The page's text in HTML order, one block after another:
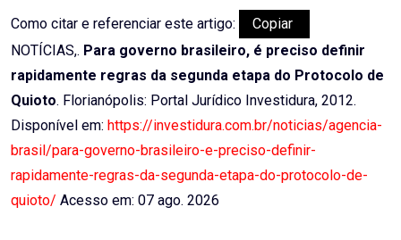
Como citar e referenciar este artigo:
Copiar
NOTÍCIAS,. Para governo brasileiro, é preciso definir
rapidamente regras da segunda etapa do Protocolo de
Quioto. Florianópolis: Portal Jurídico Investidura, 2012.
Disponível em: https://investidura.com.br/noticias/agencia-
brasil/para-governo-brasileiro-e-preciso-definir-
rapidamente-regras-da-segunda-etapa-do-protocolo-de-
quioto/ Acesso em: 07 ago. 2026